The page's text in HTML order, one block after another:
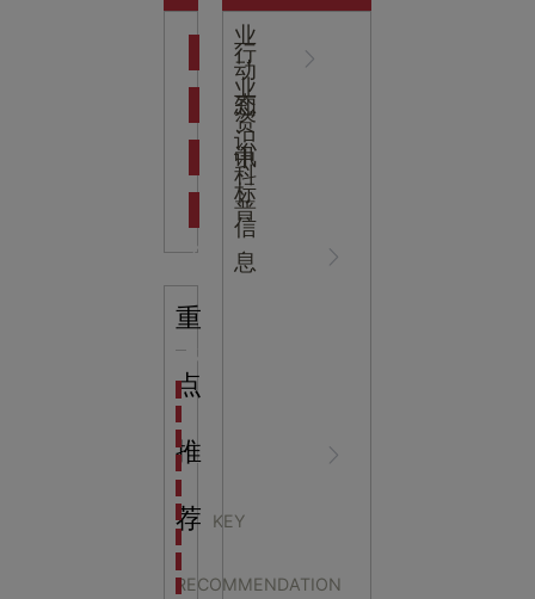
吉
心
NEWS
CENTER
业
动
态
行
业
资
讯
知
识
科
普
中
标
信
息
重
点
推
荐 KEY
RECOMMENDATION
海洋馆设计建设方案：展示内容和互动体验设计
非遗文化展厅设计要点：展厅布局策展技巧和创新元
航空航天科技馆设计思路：如何设计促进公众的兴趣
目前科技馆的展示内容主要包含哪些几个方面？